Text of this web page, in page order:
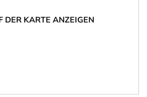
DER KARTE ANZEIGEN